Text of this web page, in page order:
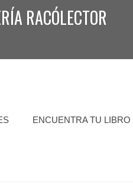
RACÓLECTOR
ENCUENTRA TU LIBRO